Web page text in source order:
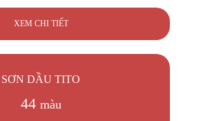
XEM CHI TIẾT
SƠN DẦU TITO
44 màu